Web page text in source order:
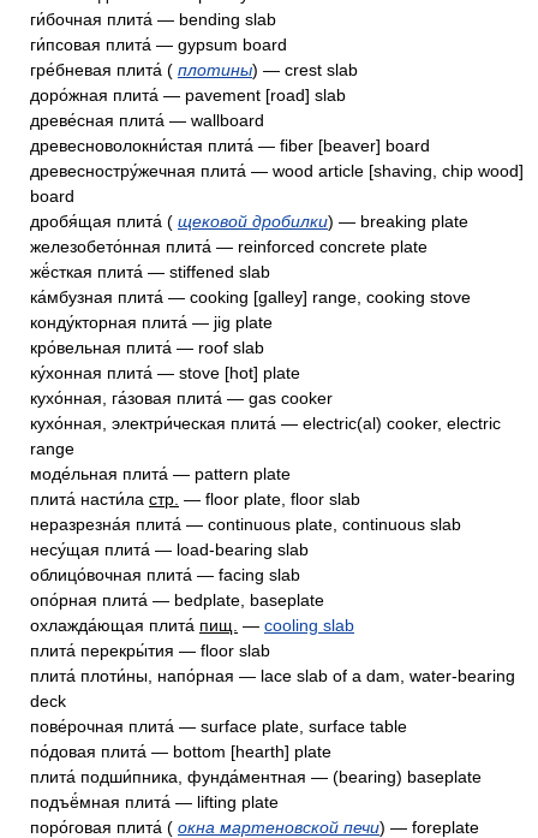
ги́бочная плита́ — bending slab
ги́псовая плита́ — gypsum board
гре́бневая плита́ ( плотины) — crest slab
доро́жная плита́ — pavement [road] slab
древе́сная плита́ — wallboard
древесноволокни́стая плита́ — fiber [beaver] board
древесностру́жечная плита́ — wood article [shaving, chip wood]
board
дробя́щая плита́ ( щековой дробилки) — breaking plate
железобето́нная плита́ — reinforced concrete plate
жё́сткая плита́ — stiffened slab
ка́мбузная плита́ — cooking [galley] range, cooking stove
конду́кторная плита́ — jig plate
кро́вельная плита́ — roof slab
ку́хонная плита́ — stove [hot] plate
кухо́нная, га́зовая плита́ — gas cooker
кухо́нная, электри́ческая плита́ — electric(al) cooker, electric
range
моде́льная плита́ — pattern plate
плита́ насти́ла стр. — floor plate, floor slab
неразрезна́я плита́ — continuous plate, continuous slab
несу́щая плита́ — load-bearing slab
облицо́вочная плита́ — facing slab
опо́рная плита́ — bedplate, baseplate
охлажда́ющая плита́ пищ. — cooling slab
плита́ перекры́тия — floor slab
плита́ плоти́ны, напо́рная — lace slab of a dam, water-bearing
deck
пове́рочная плита́ — surface plate, surface table
по́довая плита́ — bottom [hearth] plate
плита́ подши́пника, фунда́ментная — (bearing) baseplate
подъё́мная плита́ — lifting plate
поро́говая плита́ ( окна мартеновской печи) — foreplate